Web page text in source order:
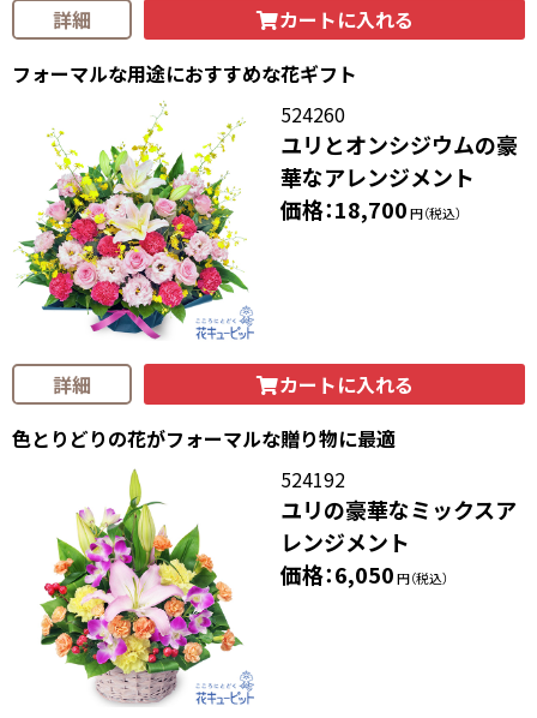
詳細
カートに入れる
フォーマルな用途におすすめな花ギフト
524260
ユリとオンシジウムの豪
華なアレンジメント
価格：18,700円（税込）
詳細
カートに入れる
色とりどりの花がフォーマルな贈り物に最適
524192
ユリの豪華なミックスア
レンジメント
価格：6,050円（税込）